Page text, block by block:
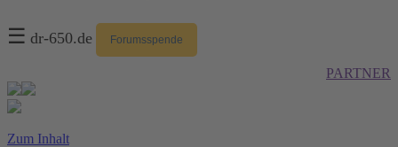
☰ dr-650.de Forumsspende
PARTNER
Zum Inhalt